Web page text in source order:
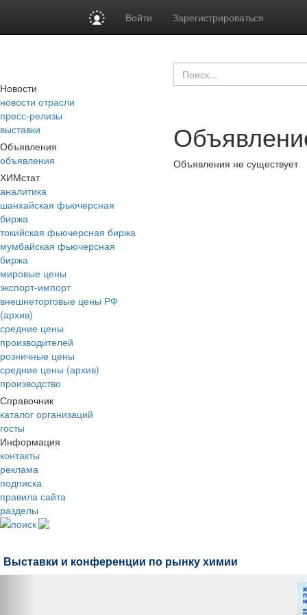
Войти Зарегистрироваться
Новости
новости отрасли
пресс-релизы
выставки
Объявления
объявления
ХИМстат
аналитика
шанхайская фьючерсная
биржа
токийская фьючерсная биржа
мумбайская фьючерсная
биржа
мировые цены
экспорт-импорт
внешнеторговые цены РФ
(архив)
средние цены
производителей
розничные цены
средние цены (архив)
производство
Справочник
каталог организаций
госты
Информация
контакты
реклама
подписка
правила сайта
разделы
поиск
Объявления не существует
Выставки и конференции по рынку химии